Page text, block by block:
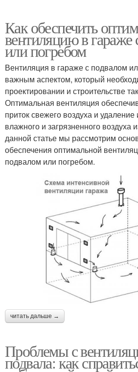
Как обеспечить
вентиляцию в гараже
или погребом
Вентиляция в гараже с подвалом
важным аспектом, который
проектировании и строительстве
Оптимальная вентиляция
приток свежего воздуха и удаление
влажного и загрязненного
данной статье мы рассмотрим
обеспечения оптимальной
подвалом или погребом.
читать дальше →
Проблемы с
подвала: как